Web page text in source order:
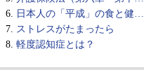
日本人の「平成」の食と健…
ストレスがたまったら
軽度認知症とは？